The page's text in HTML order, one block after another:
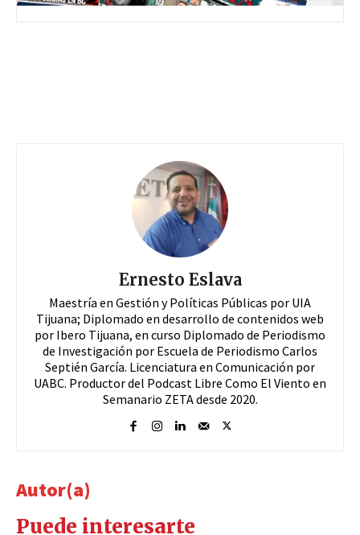
Ernesto Eslava
Maestría en Gestión y Políticas Públicas por UIA
Tijuana; Diplomado en desarrollo de contenidos web
por Ibero Tijuana, en curso Diplomado de Periodismo
de Investigación por Escuela de Periodismo Carlos
Septién García. Licenciatura en Comunicación por
UABC. Productor del Podcast Libre Como El Viento en
Semanario ZETA desde 2020.
Autor(a)
Puede interesarte